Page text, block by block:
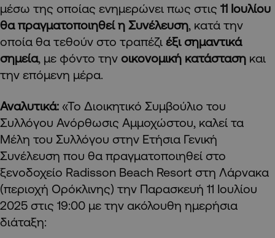
μέσω της οποίας ενημερώνει πως στις 11 Ιουλίου
θα πραγματοποιηθεί η Συνέλευση, κατά την
οποία θα τεθούν στο τραπέζι έξι σημαντικά
σημεία, με φόντο την οικονομική κατάσταση και
την επόμενη μέρα.
Αναλυτικά: «Το Διοικητικό Συμβούλιο του
Συλλόγου Ανόρθωσις Αμμοχώστου, καλεί τα
Μέλη του Συλλόγου στην Ετήσια Γενική
Συνέλευση που θα πραγματοποιηθεί στο
ξενοδοχείο Radisson Beach Resort στη Λάρνακα
(περιοχή Ορόκλινης) την Παρασκευή 11 Ιουλίου
2025 στις 19:00 με την ακόλουθη ημερήσια
διάταξη: